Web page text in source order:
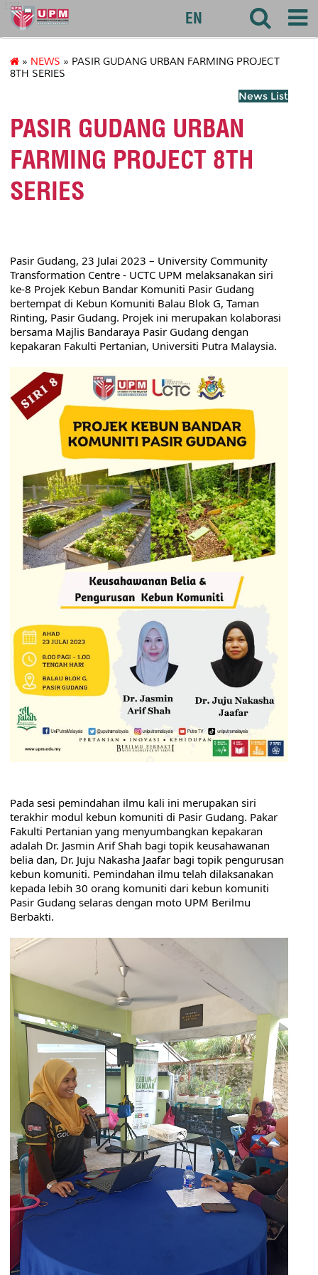
127
EN
» NEWS » PASIR GUDANG URBAN FARMING PROJECT
8TH SERIES
News List
PASIR GUDANG URBAN
FARMING PROJECT 8TH
SERIES
Pasir Gudang, 23 Julai 2023 – University Community
Transformation Centre - UCTC UPM melaksanakan siri
ke-8 Projek Kebun Bandar Komuniti Pasir Gudang
bertempat di Kebun Komuniti Balau Blok G, Taman
Rinting, Pasir Gudang. Projek ini merupakan kolaborasi
bersama Majlis Bandaraya Pasir Gudang dengan
kepakaran Fakulti Pertanian, Universiti Putra Malaysia.
Pada sesi pemindahan ilmu kali ini merupakan siri
terakhir modul kebun komuniti di Pasir Gudang. Pakar
Fakulti Pertanian yang menyumbangkan kepakaran
adalah Dr. Jasmin Arif Shah bagi topik keusahawanan
belia dan, Dr. Juju Nakasha Jaafar bagi topik pengurusan
kebun komuniti. Pemindahan ilmu telah dilaksanakan
kepada lebih 30 orang komuniti dari kebun komuniti
Pasir Gudang selaras dengan moto UPM Berilmu
Berbakti.